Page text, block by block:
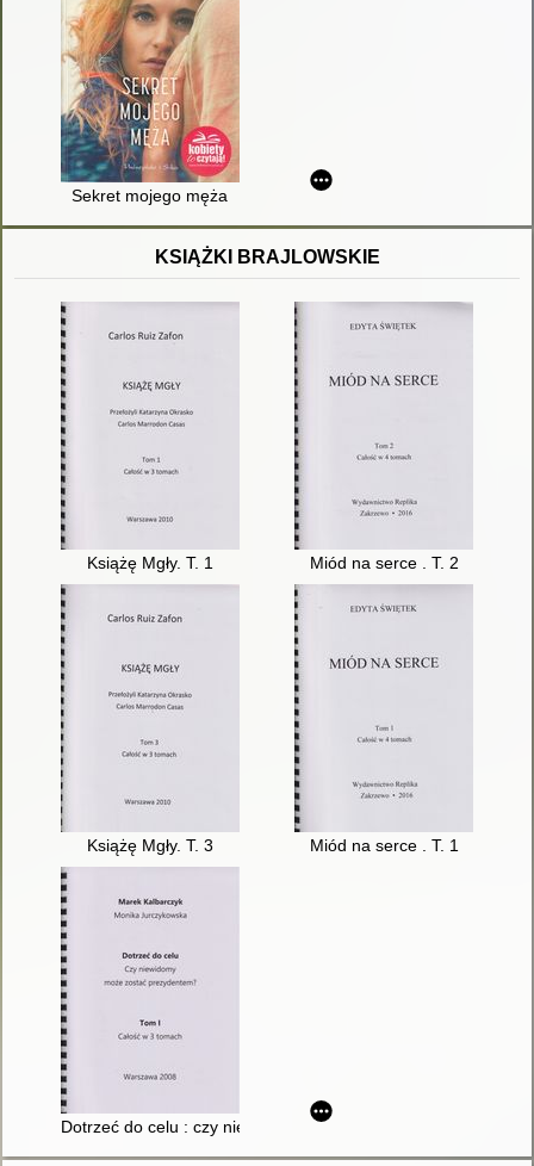
Sekret mojego męża
KSIĄŻKI BRAJLOWSKIE
Książę Mgły. T. 1 Miód na serce . T. 2
Książę Mgły. T. 3 Miód na serce . T. 1
Dotrzeć do celu : czy niewidomy może zostać prezydentem?.